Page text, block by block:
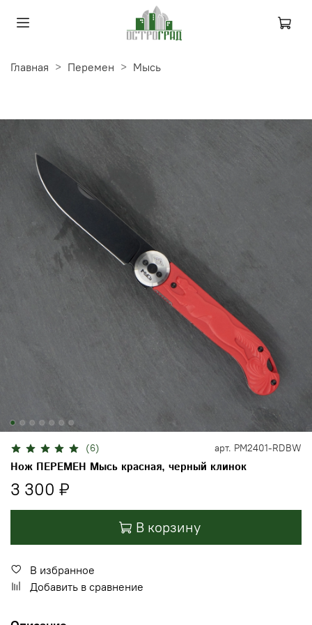
Главная Перемен Мысь
(6) арт. PM2401-RDBW
Нож ПЕРЕМЕН Мысь красная, черный клинок
3 300 ₽
В корзину
В избранное
Добавить в сравнение